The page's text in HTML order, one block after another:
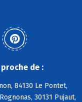
de :
84130 Le Pontet,
30131 Pujaut,